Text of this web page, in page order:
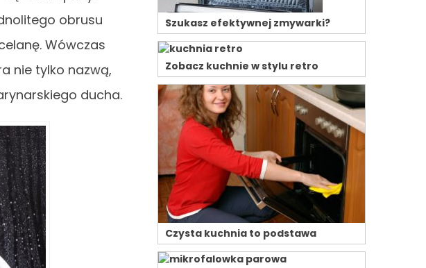
obrusu
Wówczas
nie tylko nazwą,
ducha.
Szukasz efektywnej zmywarki?
Zobacz kuchnie w stylu retro
Czysta kuchnia to podstawa